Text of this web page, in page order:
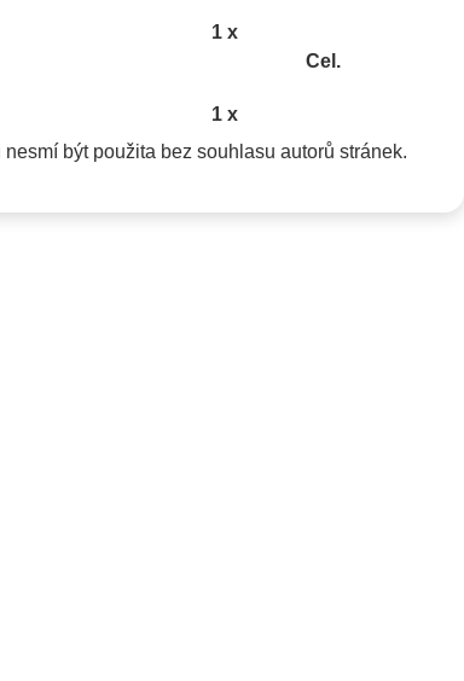
1 x
Cel.
1 x
být použita bez souhlasu autorů stránek.